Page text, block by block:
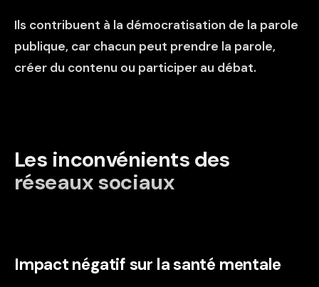
Ils contribuent à la démocratisation de la parole
publique, car chacun peut prendre la parole,
créer du contenu ou participer au débat.
Les inconvénients des
réseaux sociaux
Impact négatif sur la santé mentale